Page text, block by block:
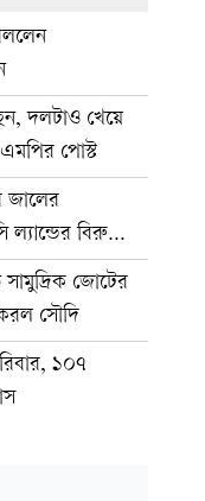
দলটাও খেয়ে
এমপির পোস্ট
জালের
বিরুদ্ধে
সামুদ্রিক জোটের
করল সৌদি
১০৭